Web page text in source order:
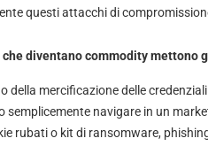
questi attacchi di
diventano commodity mettono
della mercificazione delle
semplicemente navigare in un
rubati o kit di ransomware,